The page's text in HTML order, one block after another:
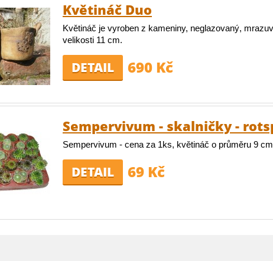
Květináč Duo
Květináč je vyroben z kameniny, neglazovaný,
velikosti 11 cm.
DETAIL 690 Kč
Sempervivum - skalničky -
Sempervivum - cena za 1ks, květináč o průměru 9
DETAIL 69 Kč